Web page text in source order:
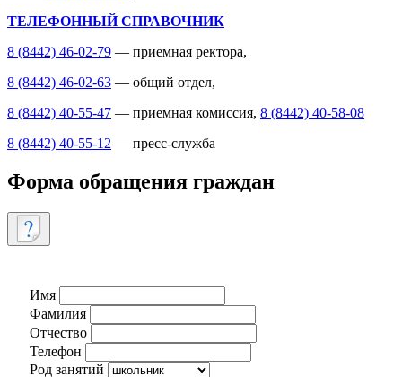
ТЕЛЕФОННЫЙ СПРАВОЧНИК
8 (8442) 46-02-79 — приемная ректора,
8 (8442) 46-02-63 — общий отдел,
8 (8442) 40-55-47 — приемная комиссия, 8 (8442) 40-58-08
8 (8442) 40-55-12 — пресс-служба
Форма обращения граждан
Имя
Фамилия
Отчество
Телефон
Род занятий